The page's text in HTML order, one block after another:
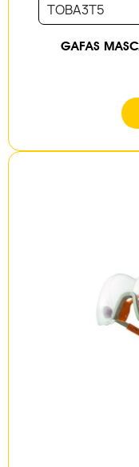
TOBA3T5
GAFAS